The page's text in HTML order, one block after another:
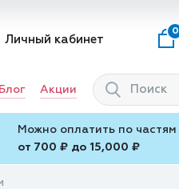
Личный кабинет
0
Блог Акции
Можно оплатить по частям
от 700 ₽ до 15,000 ₽